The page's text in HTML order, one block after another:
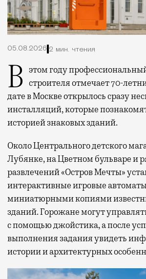
05.08.2026 2 мин. чтения
В этом году профессиональный праздник День строителя отмечает 70-
дате в Москве открылось сразу
инсталляций, которые
историей знаковых зданий.
Около Центрального детского
Лубянке, на Цветном бульваре и
развлечений «Остров Мечты»
интерактивные игровые
миниатюрными копиями
зданий. Горожане могут
с помощью джойстика, а после
выполнения задания увидеть
истории и архитектурных